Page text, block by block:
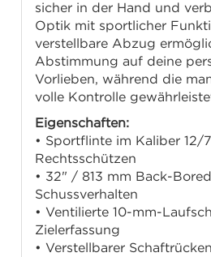
sicher in der Hand und
Optik mit sportlicher
verstellbare Abzug
Abstimmung auf deine
Vorlieben, während die
volle Kontrolle
Eigenschaften:
• Sportflinte im Kaliber 12/
Rechtsschützen
• 32" / 813 mm Back-
Schussverhalten
• Ventilierte 10-mm-
Zielerfassung
• Verstellbarer